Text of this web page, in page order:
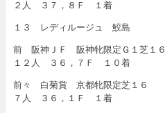
２人 ３７，８Ｆ １着
１３ レディルージュ 鮫島
前 阪神ＪＦ 阪神牝限定Ｇ１芝１６
１２人 ３６，７Ｆ １０着
前々 白菊賞 京都牝限定芝１６
７人 ３６，１Ｆ １着